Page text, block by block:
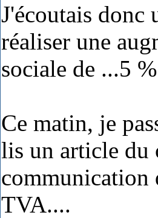
J'écoutais donc
réaliser une
sociale de ...5
Ce matin, je
lis un article du
communication
TVA....